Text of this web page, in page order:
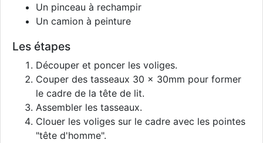
Un pinceau à rechampir
Un camion à peinture
Les étapes
Découper et poncer les voliges.
Couper des tasseaux 30 x 30mm pour former
le cadre de la tête de lit.
Assembler les tasseaux.
Clouer les voliges sur le cadre avec les pointes
"tête d'homme".